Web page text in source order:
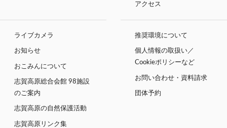
アクセス
ライブカメラ
お知らせ
おこみんについて
志賀高原総合会館 98施設
のご案内
志賀高原の自然保護活動
志賀高原リンク集
推奨環境について
個人情報の取扱い／
Cookieポリシーなど
お問い合わせ・資料請求
団体予約